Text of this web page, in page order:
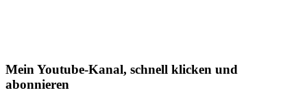
Mein Youtube-Kanal, schnell klicken und
abonnieren